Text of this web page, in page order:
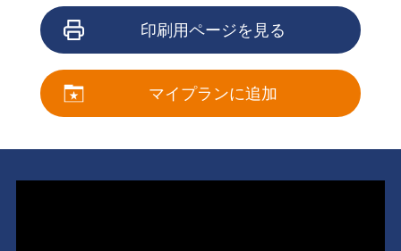
印刷用ページを見る
マイプランに追加